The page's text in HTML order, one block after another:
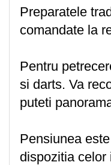
Preparatele
comandate la
Pentru
si darts. Va
puteti
Pensiunea
dispozitia celor